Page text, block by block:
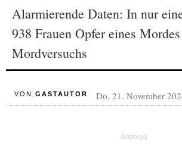
Alarmierende Daten: In nur
938 Frauen Opfer eines
Mordversuchs
VON GASTAUTOR Do, 21. November